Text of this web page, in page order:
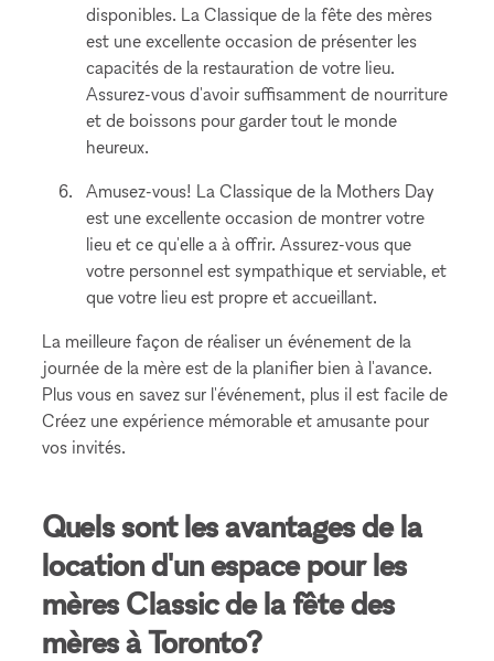
disponibles. La Classique de la fête des mères
est une excellente occasion de présenter les
capacités de la restauration de votre lieu.
Assurez-vous d'avoir suffisamment de nourriture
et de boissons pour garder tout le monde
heureux.
Amusez-vous! La Classique de la Mothers Day
est une excellente occasion de montrer votre
lieu et ce qu'elle a à offrir. Assurez-vous que
votre personnel est sympathique et serviable, et
que votre lieu est propre et accueillant.
La meilleure façon de réaliser un événement de la
journée de la mère est de la planifier bien à l'avance.
Plus vous en savez sur l'événement, plus il est facile de
Créez une expérience mémorable et amusante pour
vos invités.
Quels sont les avantages de la
location d'un espace pour les
mères Classic de la fête des
mères à Toronto?